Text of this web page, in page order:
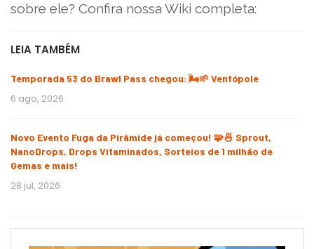
sobre ele? Confira nossa Wiki completa:
LEIA TAMBÉM
Temporada 53 do Brawl Pass chegou: 🌬️🌱 Ventópole
6 ago, 2026
Novo Evento Fuga da Pirâmide já começou! 🧩🍜 Sprout,
NanoDrops, Drops Vitaminados, Sorteios de 1 milhão de
Gemas e mais!
28 jul, 2026